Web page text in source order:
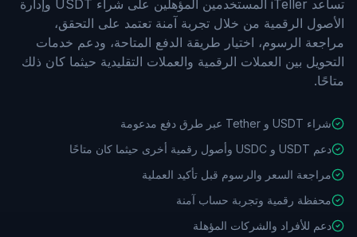
تساعد iTeller المستخدمين المؤهلين على شراء USDT وإدارة
الأصول الرقمية من خلال تجربة آمنة تعتمد على التحقق،
مراجعة الرسوم، اختيار طريقة الدفع المتاحة، ودعم خدمات
التحويل بين العملات الرقمية والعملات التقليدية حيثما كان ذلك
متاحًا.
شراء USDT و Tether عبر طرق دفع مدعومة
دعم USDT و USDC وأصول رقمية أخرى حيثما كان متاحًا
مراجعة السعر والرسوم قبل تأكيد العملية
محفظة رقمية وتجربة حساب آمنة
دعم للأفراد والشركات المؤهلة